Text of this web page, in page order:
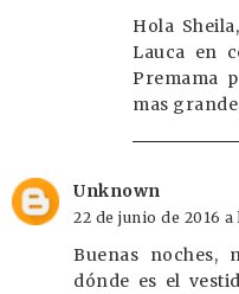
Hola
Lauca en
Premama
mas
Unknown
22 de junio de 2016 a
Buenas noches,
dónde es el